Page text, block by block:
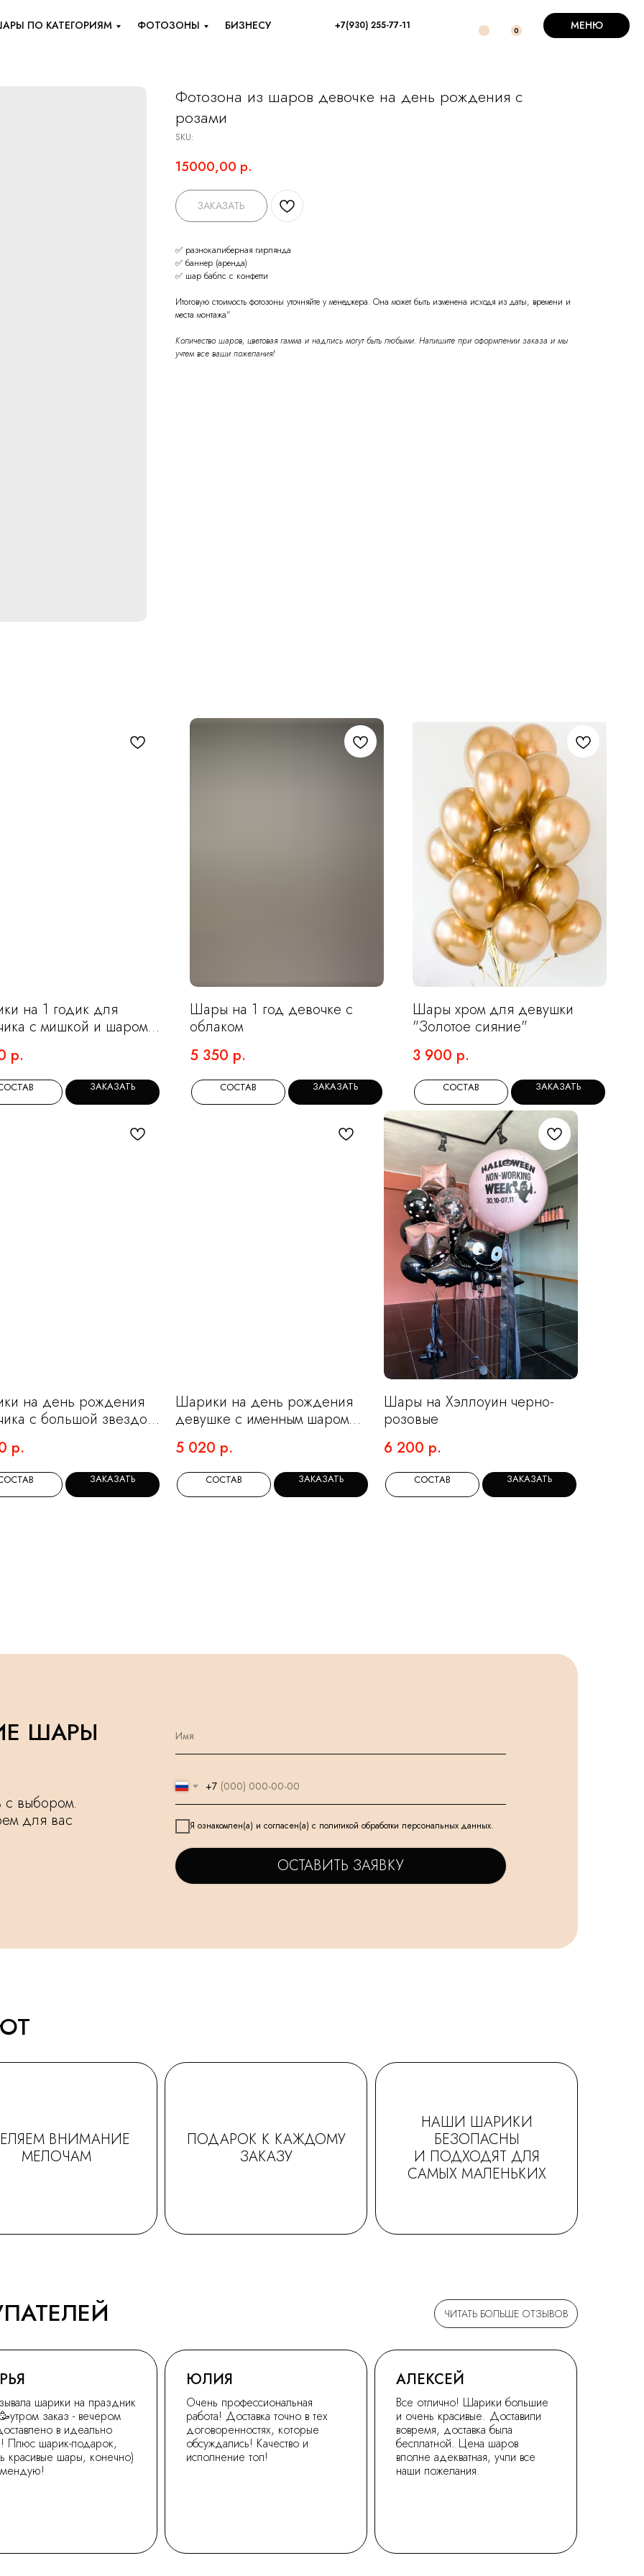
0
+7(930) 255-77-11
БИЗНЕСУ
ФОТОЗОНЫ
ПО КАТЕГОРИЯМ МЕНЮ
Фотозона из шаров девочке на день рождения с
розами
SKU:
15000,00 р.
ЗАКАЗАТЬ
✅ разнокалиберная гирлянда
✅ баннер (аренда)
✅ шар баблс с конфетти
Итоговую стоимость фотозоны уточняйте у менеджера. Она может быть изменена исходя из даты, времени и
места монтажа"
Количество шаров, цветовая гамма и надпись могут быть любыми. Напишите при оформлении заказа и мы
учтем все ваши пожелания!
на 1 годик для
с мишкой и шаром
в кремовом и ретро
цвете
р.
ЗАКАЗАТЬ
Шары на 1 год девочке с
облаком
5 350 р.
СОСТАВ ЗАКАЗАТЬ
Шары хром для девушки
"Золотое сияние"
3 900 р.
СОСТАВ ЗАКАЗАТЬ
на день рождения
с большой звездой
р.
ЗАКАЗАТЬ
Шарики на день рождения
девушке с именным шаром
5 020 р.
СОСТАВ ЗАКАЗАТЬ
Шары на Хэллоуин черно-
розовые
6 200 р.
СОСТАВ ЗАКАЗАТЬ
ШАРЫ
с выбором.
для вас
+7
Я ознакомлен(а) и согласен(а) с политикой обработки персональных данных.
ОСТАВИТЬ ЗАЯВКУ
ВНИМАНИЕ
МЕЛОЧАМ
ПОДАРОК К КАЖДОМУ
ЗАКАЗУ
НАШИ ШАРИКИ
БЕЗОПАСНЫ
И ПОДХОДЯТ ДЛЯ
САМЫХ МАЛЕНЬКИХ
ЧИТАТЬ БОЛЬШЕ ОТЗЫВОВ
шарики на праздник
заказ - вечером
в идеально
Плюс шарик-подарок,
красивые шары, конечно)
ЮЛИЯ
Очень профессиональная
работа! Доставка точно в тех
договоренностях, которые
обсуждались! Качество и
исполнение топ!
АЛЕКСЕЙ
Все отлично! Шарики большие
и очень красивые. Доставили
вовремя, доставка была
бесплатной. Цена шаров
вполне адекватная, учли все
наши пожелания.